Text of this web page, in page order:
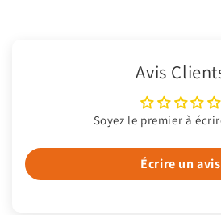
Avis
Soyez le premier à
Écrire un avis